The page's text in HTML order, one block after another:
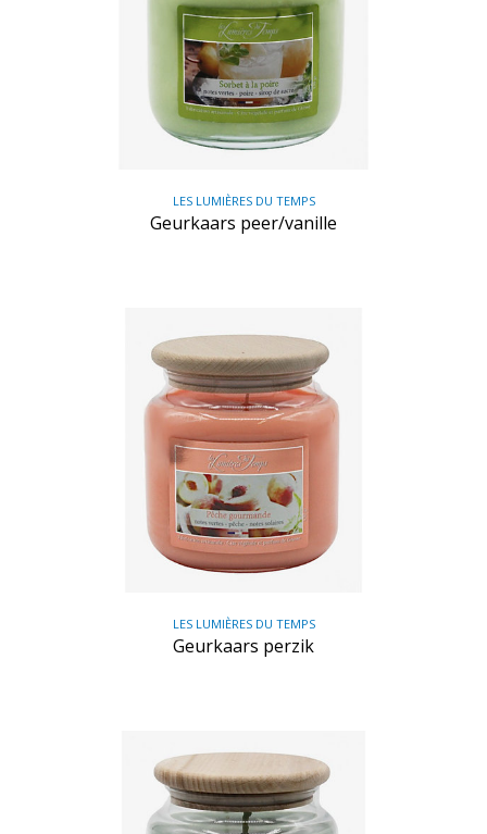
LES LUMIÈRES DU TEMPS
Geurkaars peer/vanille
LES LUMIÈRES DU TEMPS
Geurkaars perzik